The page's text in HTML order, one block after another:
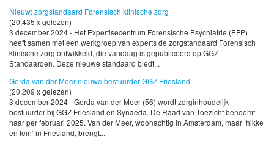
Nieuw: zorgstandaard Forensisch klinische zorg
(20,435 x gelezen)
3 december 2024 - Het Expertisecentrum Forensische Psychiatrie (EFP)
heeft samen met een werkgroep van experts de zorgstandaard Forensisch
klinische zorg ontwikkeld, die vandaag is gepubliceerd op GGZ
Standaarden. Deze nieuwe standaard biedt...
Gerda van der Meer nieuwe bestuurder GGZ Friesland
(20,209 x gelezen)
3 december 2024 - Gerda van der Meer (56) wordt zorginhoudelijk
bestuurder bij GGZ Friesland en Synaeda. De Raad van Toezicht benoemt
haar per februari 2025. Van der Meer, woonachtig in Amsterdam, maar ‘hikke
en tein’ in Friesland, brengt...